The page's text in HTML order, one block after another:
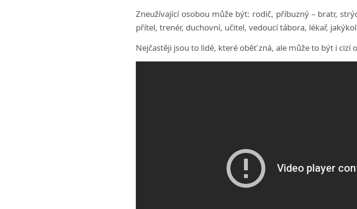
Zneužívající osobou může být: rodič, příbuzný – bratr,
přítel, trenér, duchovní, učitel, vedoucí tábora, lékař,
Nejčastěji jsou to lidé, které oběť zná, ale může to být i cizí